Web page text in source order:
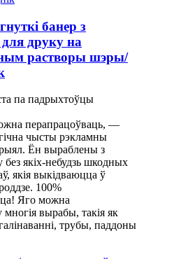
банер з
друку на
растворы шэры/
па падрыхтоўцы
перапрацоўваць, —
чысты рэкламны
Ён выраблены з
без якіх-небудзь шкодных
якія выкідваюцца ў
100%
Яго можна
многія вырабы, такія як
трубы, паддоны